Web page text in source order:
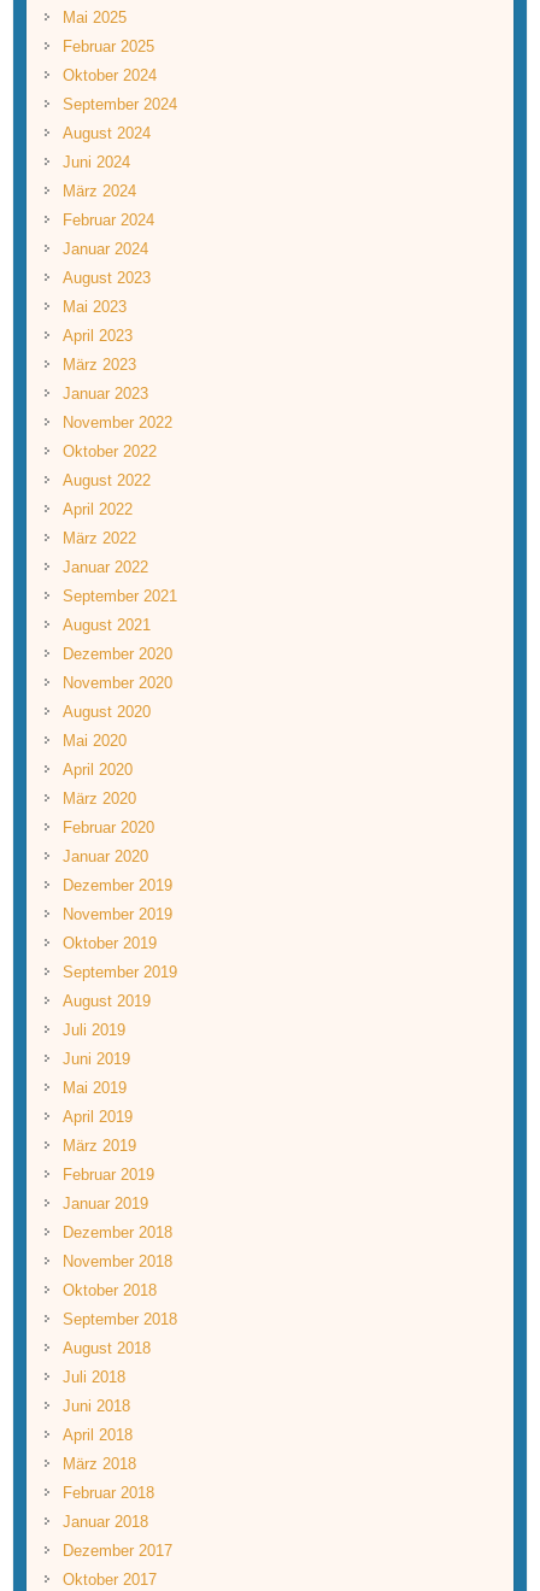
Mai 2025
Februar 2025
Oktober 2024
September 2024
August 2024
Juni 2024
März 2024
Februar 2024
Januar 2024
August 2023
Mai 2023
April 2023
März 2023
Januar 2023
November 2022
Oktober 2022
August 2022
April 2022
März 2022
Januar 2022
September 2021
August 2021
Dezember 2020
November 2020
August 2020
Mai 2020
April 2020
März 2020
Februar 2020
Januar 2020
Dezember 2019
November 2019
Oktober 2019
September 2019
August 2019
Juli 2019
Juni 2019
Mai 2019
April 2019
März 2019
Februar 2019
Januar 2019
Dezember 2018
November 2018
Oktober 2018
September 2018
August 2018
Juli 2018
Juni 2018
April 2018
März 2018
Februar 2018
Januar 2018
Dezember 2017
Oktober 2017